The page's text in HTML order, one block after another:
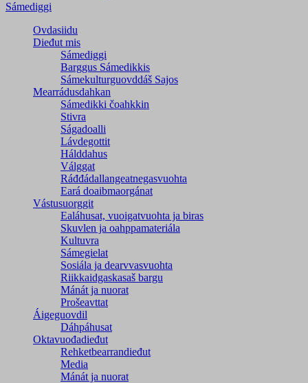
Sámediggi
Ovdasiidu
Dieđut mis
Sámediggi
Barggus Sámedikkis
Sámekulturguovddáš Sajos
Mearrádusdahkan
Sámedikki čoahkkin
Stivra
Ságadoalli
Lávdegottit
Hálddahus
Válggat
Ráđđádallangeatnegas­vuohta
Eará doaibmaorgánat
Vástusuorggit
Ealáhusat, vuoigatvuohta ja biras
Skuvlen ja oahppamateriála
Kultuvra
Sámegielat
Sosiála ja dearvvasvuohta
Riikkaidgaskasaš bargu
Mánát ja nuorat
Prošeavttat
Áigeguovdil
Dáhpáhusat
Oktavuođadieđut
Rehketbearrandieđut
Media
Mánát ja nuorat